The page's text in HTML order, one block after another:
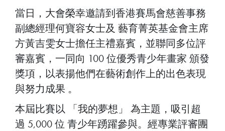
當日，大會榮幸邀請到香港賽馬會慈善事務
副總經理何寶容女士及 藝育菁英基金會主席
方黃吉雯女士擔任主禮嘉賓，並聯同多位評
審嘉賓，一同向 100 位優秀青少年畫家 頒發
獎項，以表揚他們在藝術創作上的出色表現
與努力成果 。
本屆比賽以 「我的夢想」 為主題，吸引超
過 5,000 位 青少年踴躍參與。經專業評審團